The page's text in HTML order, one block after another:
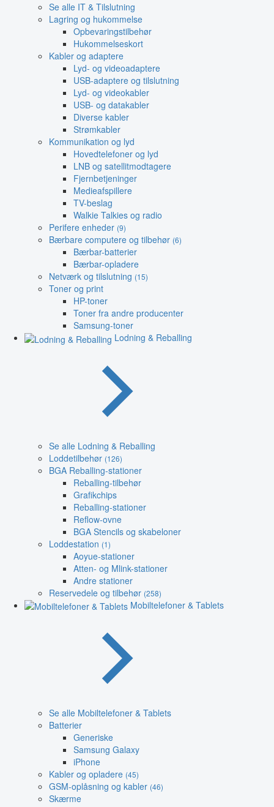
Se alle IT & Tilslutning
Lagring og hukommelse
Opbevaringstilbehør
Hukommelseskort
Kabler og adaptere
Lyd- og videoadaptere
USB-adaptere og tilslutning
Lyd- og videokabler
USB- og datakabler
Diverse kabler
Strømkabler
Kommunikation og lyd
Hovedtelefoner og lyd
LNB og satellitmodtagere
Fjernbetjeninger
Medieafspillere
TV-beslag
Walkie Talkies og radio
Perifere enheder (9)
Bærbare computere og tilbehør (6)
Bærbar-batterier
Bærbar-opladere
Netværk og tilslutning (15)
Toner og print
HP-toner
Toner fra andre producenter
Samsung-toner
Lodning & Reballing
Se alle Lodning & Reballing
Loddetilbehør (126)
BGA Reballing-stationer
Reballing-tilbehør
Grafikchips
Reballing-stationer
Reflow-ovne
BGA Stencils og skabeloner
Loddestation (1)
Aoyue-stationer
Atten- og Mlink-stationer
Andre stationer
Reservedele og tilbehør (258)
Mobiltelefoner & Tablets
Se alle Mobiltelefoner & Tablets
Batterier
Generiske
Samsung Galaxy
iPhone
Kabler og opladere (45)
GSM-oplåsning og kabler (46)
Skærme